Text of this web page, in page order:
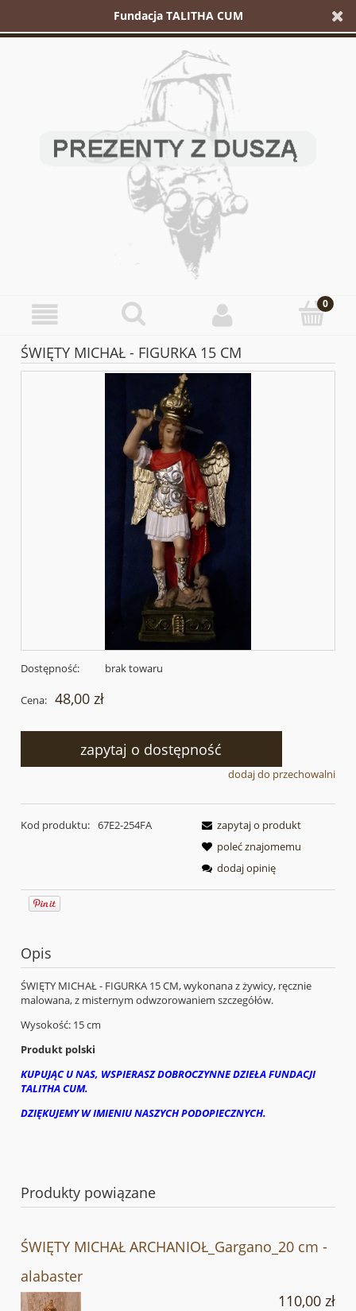
Fundacja TALITHA CUM
ŚWIĘTY MICHAŁ - FIGURKA 15 CM
Dostępność: brak towaru
Cena: 48,00 zł
zapytaj o dostępność
dodaj do przechowalni
Kod produktu: 67E2-254FA
zapytaj o produkt
poleć znajomemu
dodaj opinię
Opis
ŚWIĘTY MICHAŁ - FIGURKA 15 CM, wykonana z żywicy, ręcznie
malowana, z misternym odwzorowaniem szczegółów.
Wysokość: 15 cm
Produkt polski
KUPUJĄC U NAS, WSPIERASZ DOBROCZYNNE DZIEŁA FUNDACJI
TALITHA CUM.
DZIĘKUJEMY W IMIENIU NASZYCH PODOPIECZNYCH.
Produkty powiązane
ŚWIĘTY MICHAŁ ARCHANIOŁ_Gargano_20 cm -
alabaster
110,00 zł